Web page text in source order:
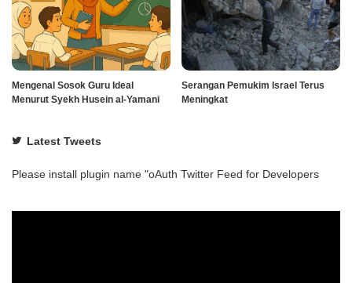
Mengenal Sosok Guru Ideal
Menurut Syekh Husein al-Yamani
Serangan Pemukim Israel Terus
Meningkat
Latest Tweets
Please install plugin name "oAuth Twitter Feed for Developers